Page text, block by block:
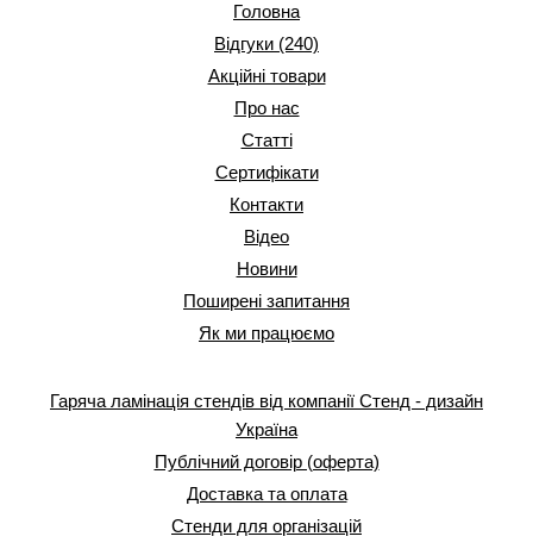
Головна
Відгуки (240)
Акційні товари
Про нас
Статті
Сертифікати
Контакти
Відео
Новини
Поширені запитання
Як ми працюємо
Гаряча ламінація стендів від компанії Стенд - дизайн
Україна
Публічний договір (оферта)
Доставка та оплата
Стенди для організацій